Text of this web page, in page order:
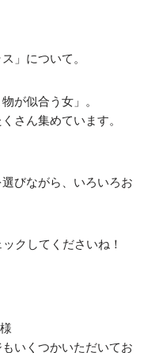
」について。
が似合う女」。
さん集めています。
びながら、いろいろお
クしてくださいね！
いくつかいただいてお